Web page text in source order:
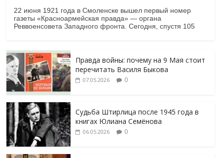
22 июня 1921 года в Смоленске вышел первый номер
газеты «Красноармейская правда» — органа
Реввоенсовета Западного фронта. Сегодня, спустя 105
Правда войны: почему на 9 Мая стоит
перечитать Василя Быкова
07.05.2026 0
Судьба Штирлица после 1945 года в
книгах Юлиана Семёнова
06.05.2026 0